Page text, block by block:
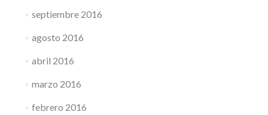
septiembre 2016
agosto 2016
abril 2016
marzo 2016
febrero 2016